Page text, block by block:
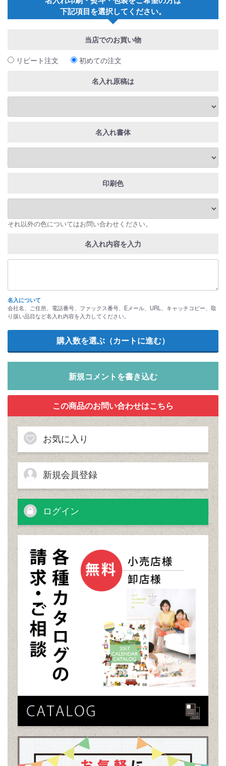
下記項目を選択してください。
当店でのお買い物
リピート注文 初めての注文
名入れ原稿は
名入れ書体
印刷色
それ以外の色についてはお問い合わせください。
名入れ内容を入力
名入について
会社名、ご住所、電話番号、ファックス番号、Eメール、URL、キャッチコピー、取
り扱い品目など名入れ内容を入力してください。
新規コメントを書き込む
お気に入り
新規会員登録
ログイン